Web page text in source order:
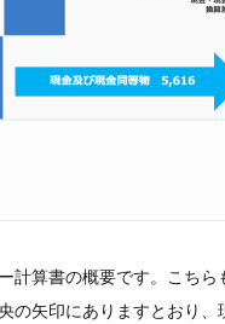
計算書の概要です。こちら
の矢印にありますとおり、